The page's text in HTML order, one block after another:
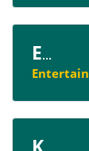
E...